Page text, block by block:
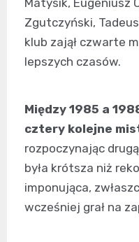
Matysik, Eugeniusz
Zgutczyński,
klub zajął czwarte
lepszych czasów.
Między 1985 a
cztery kolejne
rozpoczynając
była krótsza niż
imponująca,
wcześniej grał na